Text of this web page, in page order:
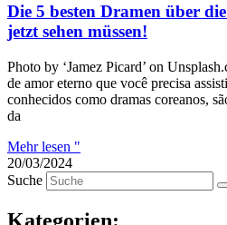
Die 5 besten Dramen über
jetzt sehen müssen!
Photo by ‘Jamez Picard’ on
de amor eterno que você precisa
conhecidos como dramas coreanos,
da
Mehr lesen "
20/03/2024
Suche
Kategorien: